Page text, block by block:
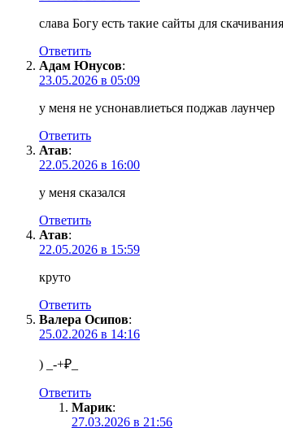
слава Богу есть такие сайты для
Ответить
Адам Юнусов:
23.05.2026 в 05:09
у меня не уснонавлиеться поджав лаунчер
Ответить
Атав:
22.05.2026 в 16:00
у меня сказался
Ответить
Атав:
22.05.2026 в 15:59
круто
Ответить
Валера Осипов:
25.02.2026 в 14:16
) _-+₽_
Ответить
Марик:
27.03.2026 в 21:56